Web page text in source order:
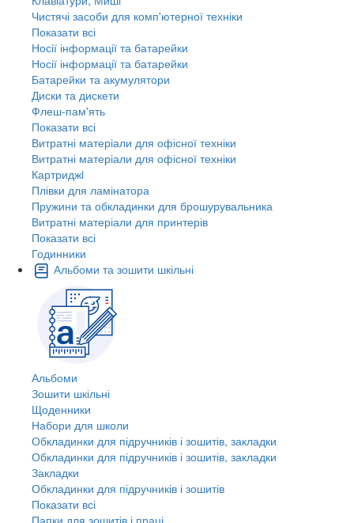
Чистячі засоби для комп'ютерної техніки
Показати всі
Носії інформації та батарейки
Носії інформації та батарейки
Батарейки та акумулятори
Диски та дискети
Флеш-пам'ять
Показати всі
Витратні матеріали для офісної техніки
Витратні матеріали для офісної техніки
Картриджi
Плівки для ламінатора
Пружини та обкладинки для брошурувальника
Витратні матеріали для принтерів
Показати всі
Годинники
Альбоми та зошити шкільні
Альбоми
Зошити шкільні
Щоденники
Набори для школи
Обкладинки для підручників і зошитів, закладки
Обкладинки для підручників і зошитів, закладки
Закладки
Обкладинки для підручників і зошитів
Показати всі